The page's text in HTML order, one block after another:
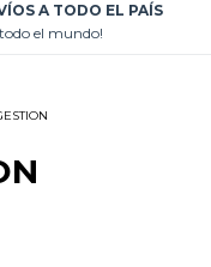
A TODO EL PAÍS
el mundo!